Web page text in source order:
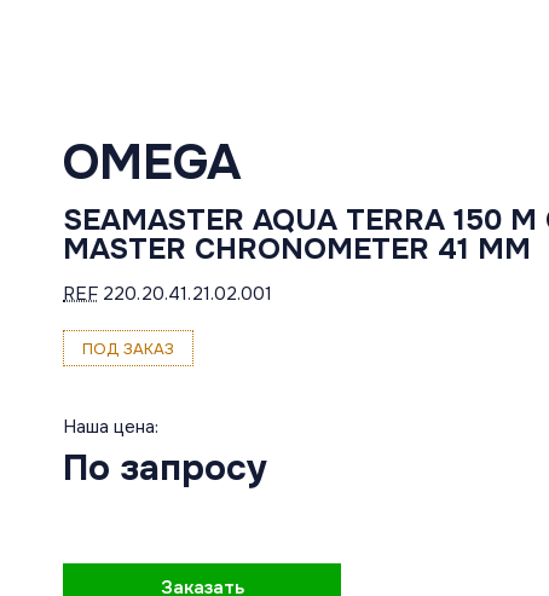
OMEGA
SEAMASTER AQUA TERRA 150
MASTER CHRONOMETER 41 MM
REF 220.20.41.21.02.001
ПОД ЗАКАЗ
Наша цена:
По запросу
Заказать